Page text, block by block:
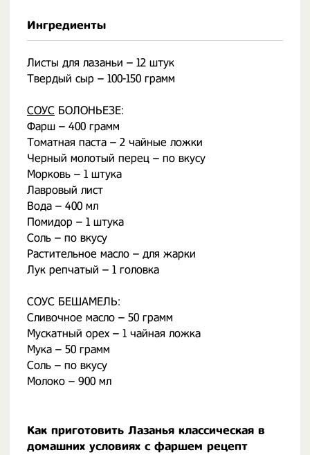
Ингредиенты
Листы для лазаньи – 12 штук
Твердый сыр – 100-150 грамм
СОУС БОЛОНЬЕЗЕ:
Фарш – 400 грамм
Томатная паста – 2 чайные ложки
Черный молотый перец – по вкусу
Морковь – 1 штука
Лавровый лист
Вода – 400 мл
Помидор – 1 штука
Соль – по вкусу
Растительное масло – для жарки
Лук репчатый – 1 головка
СОУС БЕШАМЕЛЬ:
Сливочное масло – 50 грамм
Мускатный орех – 1 чайная ложка
Мука – 50 грамм
Соль – по вкусу
Молоко – 900 мл
Как приготовить Лазанья классическая в
домашних условиях с фаршем рецепт